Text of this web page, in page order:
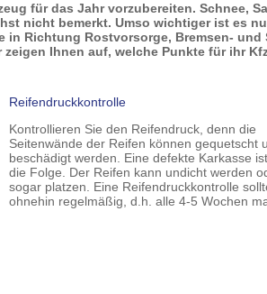
für das Jahr vorzubereiten. Schnee,
nicht bemerkt. Umso wichtiger ist es
Richtung Rostvorsorge, Bremsen- und
zeigen Ihnen auf, welche Punkte für ihr
Reifendruckkontrolle
Kontrollieren Sie den Reifendruck, denn die
Seitenwände der Reifen können gequetscht
beschädigt werden. Eine defekte Karkasse
die Folge. Der Reifen kann undicht werden
sogar platzen. Eine Reifendruckkontrolle
ohnehin regelmäßig, d.h. alle 4-5 Wochen